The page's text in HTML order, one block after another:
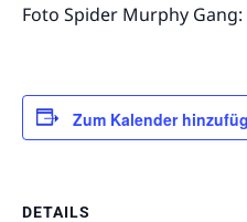
Foto Spider Murphy
Zum Kalender
DETAILS